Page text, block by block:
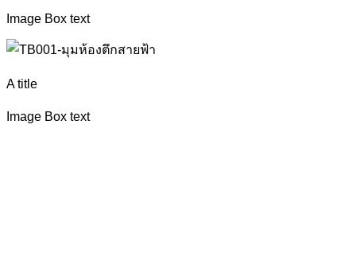
Image Box text
A title
Image Box text